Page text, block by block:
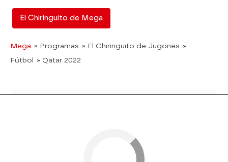
El Chiringuito de Mega
Mega » Programas » El Chiringuito de Jugones »
Fútbol » Qatar 2022